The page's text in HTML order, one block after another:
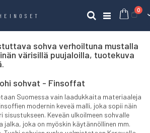
0
Haku
sohvat - Finsoffat
Suomessa vain laadukkaita materiaaleja
modernin keveä malli, joka sopii näin
sisustukseen. Keveän ulkoilmeen sohvalle
jalka, joka on myöskin käytännöllinen mm.